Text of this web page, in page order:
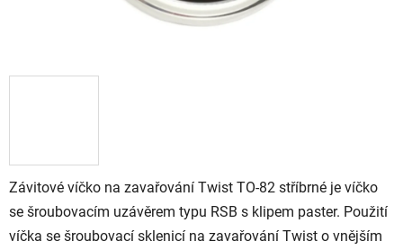
Závitové víčko na zavařování Twist TO-82 stříbrné je víčko
se šroubovacím uzávěrem typu RSB s klipem paster. Použití
víčka se šroubovací sklenicí na zavařování Twist o vnějším